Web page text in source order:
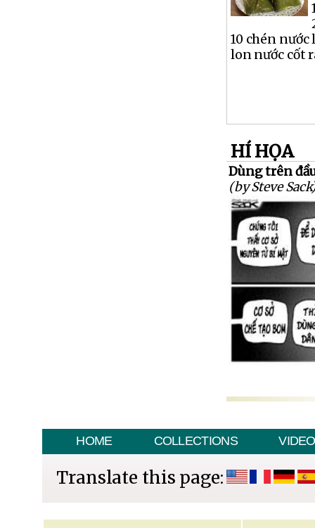
10 chén nước
lon nước cốt
HÍ HỌA
Dùng trên
(by Steve
HOME COLLECTIONS VIDEO
Translate this page: